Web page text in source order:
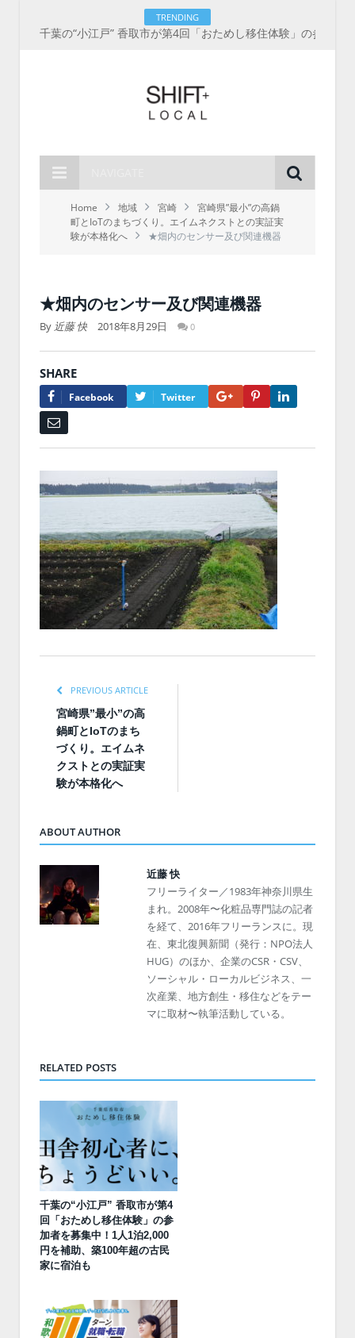
TRENDING
Home 地域 宮崎
宮崎県”最小”の高鍋
町とIoTのまちづくり。エイムネクストとの実証実
験が本格化へ
★畑内のセンサー及び関連機器
★畑内のセンサー及び関連機器
By 近藤 快 2018年8月29日 0
SHARE
Facebook Twitter Google+Pinterest
PREVIOUS ARTICLE
宮崎県”最小”の高
鍋町とIoTのまち
づくり。エイムネ
クストとの実証実
験が本格化へ
ABOUT AUTHOR
近藤 快
フリーライター／1983年神奈川県生
まれ。2008年〜化粧品専門誌の記者
を経て、2016年フリーランスに。現
在、東北復興新聞（発行：NPO法人
HUG）のほか、企業のCSR・CSV、
ソーシャル・ローカルビジネス、一
次産業、地方創生・移住などをテー
マに取材〜執筆活動している。
RELATED POSTS
千葉の“小江戸” 香取市が第4
回「おためし移住体験」の参
加者を募集中！1人1泊2,000
円を補助、築100年超の古民
家に宿泊も